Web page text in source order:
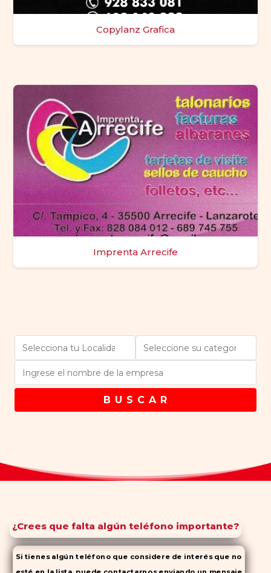
Copylanz Grafica
Imprenta Arrecife
B U S C A R
¿Crees que falta algún teléfono importante?
Si tienes algún teléfono que considere de interés que no